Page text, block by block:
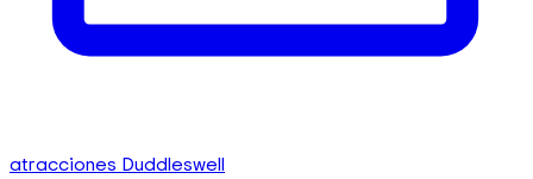
atracciones Duddleswell